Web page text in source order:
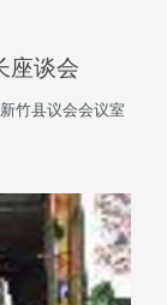
座谈会
县议会会议室